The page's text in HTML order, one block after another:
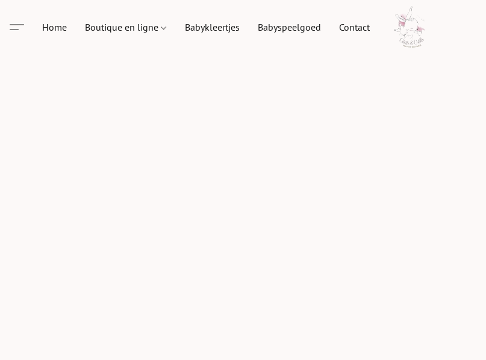
Home Boutique en ligne Babykleertjes Babyspeelgoed Contact